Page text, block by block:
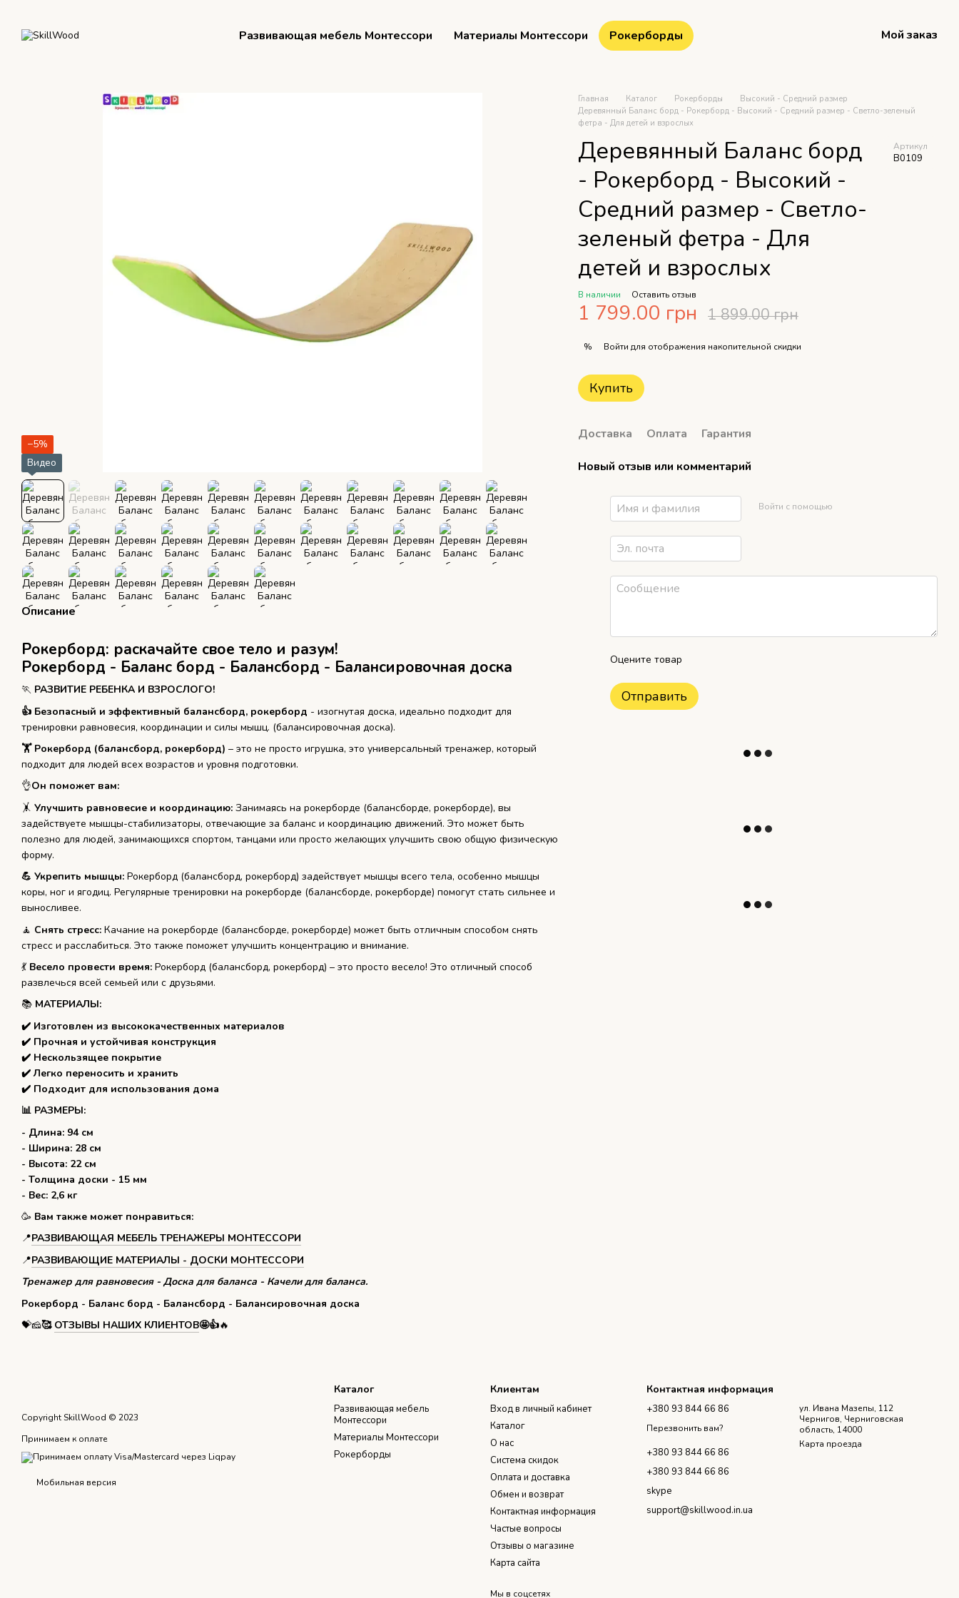
Развивающая мебель Монтессори Материалы Монтессори Рокерборды Мой заказ
−5%
Видео
Описание
Рокерборд: раскачайте свое тело и разум!
Рокерборд - Баланс борд - Балансборд - Балансировочная доска
🏃 РАЗВИТИЕ РЕБЕНКА И ВЗРОСЛОГО!
👍 Безопасный и эффективный балансборд, рокерборд - изогнутая доска, идеально подходит для
тренировки равновесия, координации и силы мышц. (балансировочная доска).
🏋 Рокерборд (балансборд, рокерборд) – это не просто игрушка, это универсальный тренажер, который
подходит для людей всех возрастов и уровня подготовки.
👌️Он поможет вам:
🤸️ Улучшить равновесие и координацию: Занимаясь на рокерборде (балансборде, рокерборде), вы
задействуете мышцы-стабилизаторы, отвечающие за баланс и координацию движений. Это может быть
полезно для людей, занимающихся спортом, танцами или просто желающих улучшить свою общую физическую
форму.
💪 Укрепить мышцы: Рокерборд (балансборд, рокерборд) задействует мышцы всего тела, особенно мышцы
коры, ног и ягодиц. Регулярные тренировки на рокерборде (балансборде, рокерборде) помогут стать сильнее и
выносливее.
🧘️ Снять стресс: Качание на рокерборде (балансборде, рокерборде) может быть отличным способом снять
стресс и расслабиться. Это также поможет улучшить концентрацию и внимание.
💃️ Весело провести время: Рокерборд (балансборд, рокерборд) – это просто весело! Это отличный способ
развлечься всей семьей или с друзьями.
📚 МАТЕРИАЛЫ:
✔️ Изготовлен из высококачественных материалов
✔️ Прочная и устойчивая конструкция
✔️ Нескользящее покрытие
✔️ Легко переносить и хранить
✔️ Подходит для использования дома
📊 РАЗМЕРЫ:
- Длина: 94 см
- Ширина: 28 см
- Высота: 22 см
- Толщина доски - 15 мм
- Вес: 2,6 кг
🥳️ Вам также может понравиться:
📍️РАЗВИВАЮЩАЯ МЕБЕЛЬ ТРЕНАЖЕРЫ МОНТЕССОРИ
📍️РАЗВИВАЮЩИЕ МАТЕРИАЛЫ - ДОСКИ МОНТЕССОРИ
Тренажер для равновесия - Доска для баланса - Качели для баланса.
Рокерборд - Баланс борд - Балансборд - Балансировочная доска
💝🧀🥰 ОТЗЫВЫ НАШИХ КЛИЕНТОВ🤩👍🔥
Главная Каталог Рокерборды
Высокий - Средний размер
Деревянный Баланс борд - Рокерборд - Высокий - Средний размер - Светло-зеленый
фетра - Для детей и взрослых
Деревянный Баланс борд
- Рокерборд - Высокий -
Средний размер - Светло-
зеленый фетра - Для
детей и взрослых
Артикул
B0109
В наличии Оставить отзыв
1 799.00 грн 1 899.00 грн
% Войти для отображения накопительной скидки
Купить
Доставка Оплата Гарантия
Новый отзыв или комментарий
Войти с помощью
Оцените товар
Отправить
Copyright SkillWood © 2023
Принимаем к оплате
Мобильная версия
Каталог
Развивающая мебель
Монтессори
Материалы Монтессори
Рокерборды
Клиентам
Вход в личный кабинет
Каталог
О нас
Система скидок
Оплата и доставка
Обмен и возврат
Контактная информация
Частые вопросы
Отзывы о магазине
Карта сайта
Мы в соцсетях
Контактная информация
+380 93 844 66 86
Перезвонить вам?
+380 93 844 66 86
+380 93 844 66 86
skype
support@skillwood.in.ua
ул. Ивана Мазепы, 112
Чернигов, Черниговская
область, 14000
Карта проезда